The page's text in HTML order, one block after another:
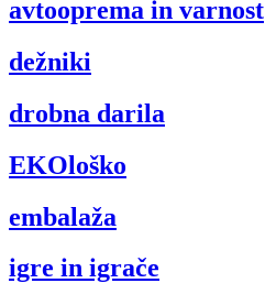
avtooprema in varnost
dežniki
drobna darila
EKOloško
embalaža
igre in igrače